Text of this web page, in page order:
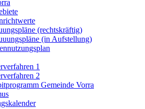
(rechtskräftig)
(in Aufstellung)
1
2
Gemeinde Vorra